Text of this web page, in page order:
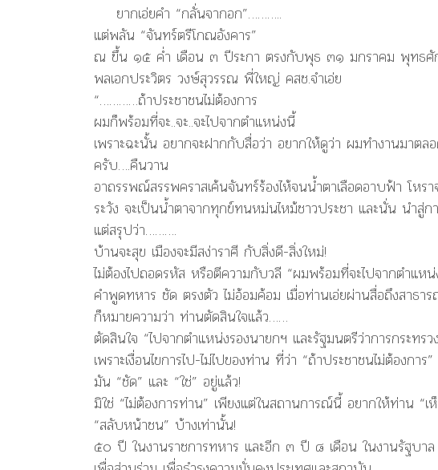
ยากเอ่ยคำ “กลั่นจากอก”………..
แต่พลัน “จันทร์ตรีโกณอังคาร”
ณ ขึ้น ๑๕ ค่ำ เดือน ๓ ปีระกา ตรงกับพุธ ๓๑ มกราคม พุทธ
พลเอกประวิตร วงษ์สุวรรณ พี่ใหญ่ คสช.จำเอ่ย
“…………ถ้าประชาชนไม่ต้องการ
ผมก็พร้อมที่จะ..จะ..จะไปจากตำแหน่งนี้
เพราะฉะนั้น อยากจะฝากกับสื่อว่า อยากให้ดูว่า ผมทำงานมาตล
ครับ….คืนวาน
อาถรรพณ์สรรพคราสเค้นจันทร์ร้องไห้จนน้ำตาเลือดอาบฟ้า โหร
ระวัง จะเป็นน้ำตาจากทุกข์ทนหม่นไหม้ชาวประชา และนั่น นำ
แต่สรุปว่า……….
บ้านจะสุข เมืองจะมีสง่าราศี กับสิ่งดี-สิ่งใหม่!
ไม่ต้องไปถอดรหัส หรือตีความกับวลี “ผมพร้อมที่จะไปจากตำแห
คำพูดทหาร ชัด ตรงตัว ไม่อ้อมค้อม เมื่อท่านเอ่ยผ่านสื่อถึงสาธาร
ก็หมายความว่า ท่านตัดสินใจแล้ว……
ตัดสินใจ “ไปจากตำแหน่งรองนายกฯ และรัฐมนตรีว่าการกระทร
เพราะเงื่อนไขการไป-ไม่ไปของท่าน ที่ว่า “ถ้าประชาชนไม่ต้องการ
มัน “ชัด” และ “ใช่” อยู่แล้ว!
มิใช่ “ไม่ต้องการท่าน” เพียงแต่ในสถานการณ์นี้ อยากให้ท่าน “
“สลับหน้าชน” บ้างเท่านั้น!
๕๐ ปี ในงานราชการทหาร และอีก ๓ ปี ๘ เดือน ในงานรัฐบา